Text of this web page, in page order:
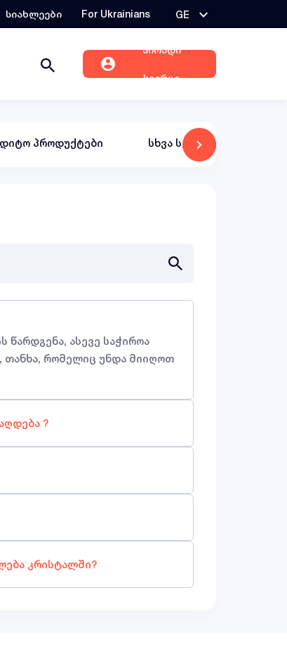
სიახლეები For Ukrainians GE
პირადი
სივრცე
პროდუქტები სხვა სერვისები
წარდგენა, ასევე საჭიროა
თანხა, რომელიც უნდა მიიღოთ
?
კრისტალში?